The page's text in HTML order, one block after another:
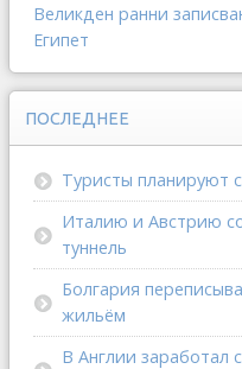
Великден ранни
Египет
ПОСЛЕДНЕЕ
Туристы планируют
Италию и Австрию
туннель
Болгария
жильём
В Англии заработал